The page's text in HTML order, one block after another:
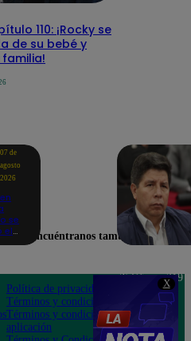
X
110: ¡Rocky se
de su bebé y
07 de
agosto
2026
se
el
Encuéntranos también en
Política de privacidad
Términos y condiciones
Términos y condiciones
aplicación
Teléfono: 219
Av. San
Felipe 968
Jesús María